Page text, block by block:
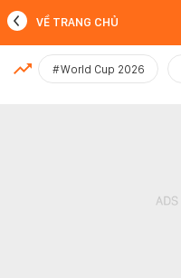
MỚI NHẤT
VỀ TRANG CHỦ
#World Cup 2026